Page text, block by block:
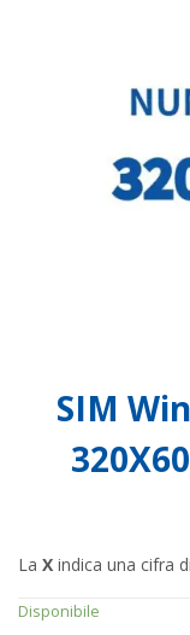
SIM
La X indica una cifra
Disponibile